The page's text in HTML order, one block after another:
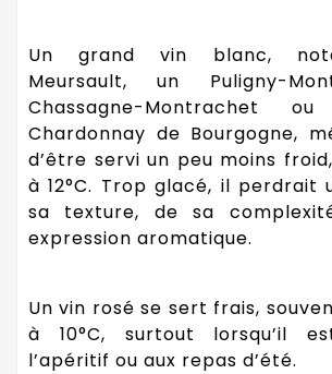
Un grand vin blanc,
Meursault, un Puligny-
Chassagne-Montrachet
Chardonnay de Bourgogne,
d’être servi un peu moins
à 12°C. Trop glacé, il perdrait
sa texture, de sa
expression aromatique.
Un vin rosé se sert frais,
à 10°C, surtout lorsqu’il
l’apéritif ou aux repas d’été.